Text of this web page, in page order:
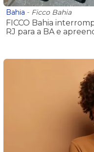
Bahia - Ficco Bahia
FICCO Bahia
RJ para a BA e